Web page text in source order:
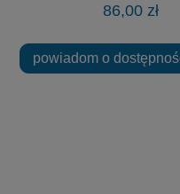
86,00 zł
powiadom o